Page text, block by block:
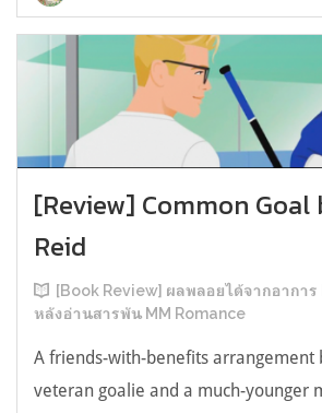
[Review] Common Goal
Reid
[Book Review] ผลพลอยได้จากอากา
หลังอ่านสารพัน MM Romance
A friends-with-benefits arrangement
veteran goalie and a much-younger